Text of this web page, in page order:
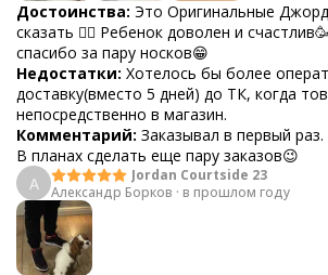
Достоинства: Это Оригинальные
сказать 👍🏻 Ребенок доволен и
спасибо за пару носков😁
Недостатки: Хотелось бы более
доставку(вместо 5 дней) до ТК, когда
непосредственно в магазин.
Комментарий: Заказывал в первый
В планах сделать еще пару заказов😉
А
Jordan Courtside 23
Александр Борков · в прошлом году